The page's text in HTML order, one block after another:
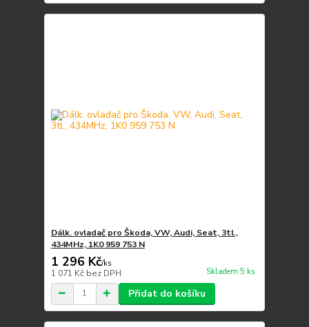
Dálk. ovladač pro Škoda, VW, Audi, Seat, 3tl.,
434MHz, 1K0 959 753 N
1 296 Kč/ks
1 071 Kč bez DPH Skladem 5 ks
Přidat do košíku